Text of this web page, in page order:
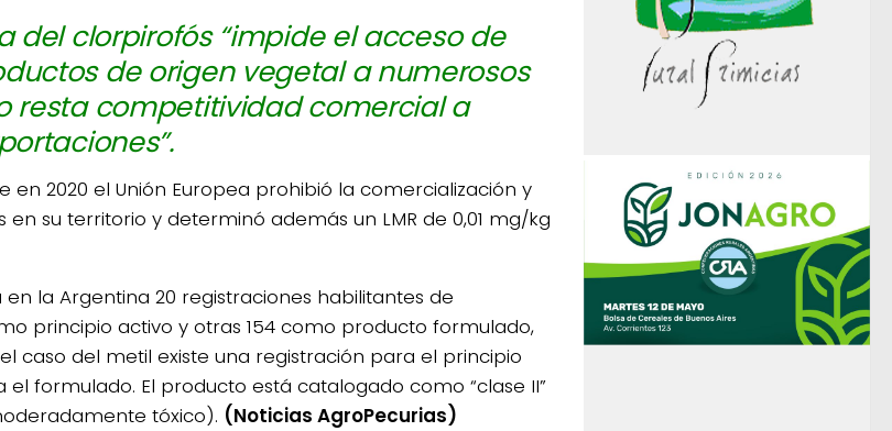
del clorpirofós “impide el acceso de
de origen vegetal a numerosos
resta competitividad comercial a
en 2020 el Unión Europea prohibió la comercialización y
en su territorio y determinó además un LMR de 0,01 mg/kg
en la Argentina 20 registraciones habilitantes de
principio activo y otras 154 como producto formulado,
caso del metil existe una registración para el principio
formulado. El producto está catalogado como “clase II”
tóxico). (Noticias AgroPecurias)